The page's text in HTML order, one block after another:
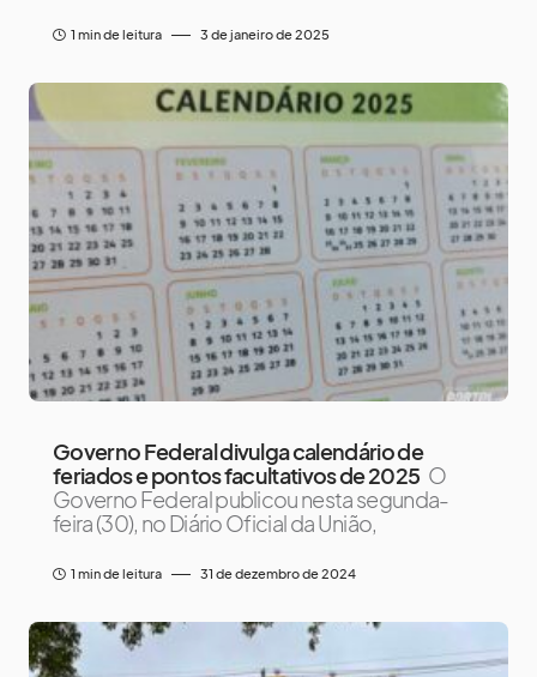
1 min de leitura 3 de janeiro de 2025
Governo Federal divulga calendário de
feriados e pontos facultativos de 2025 O
Governo Federal publicou nesta segunda-
feira (30), no Diário Oficial da União,
1 min de leitura 31 de dezembro de 2024